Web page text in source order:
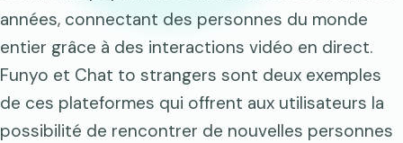
années, connectant des personnes du monde
entier grâce à des interactions vidéo en direct.
Funyo et Chat to strangers sont deux exemples
de ces plateformes qui offrent aux utilisateurs la
possibilité de rencontrer de nouvelles personnes